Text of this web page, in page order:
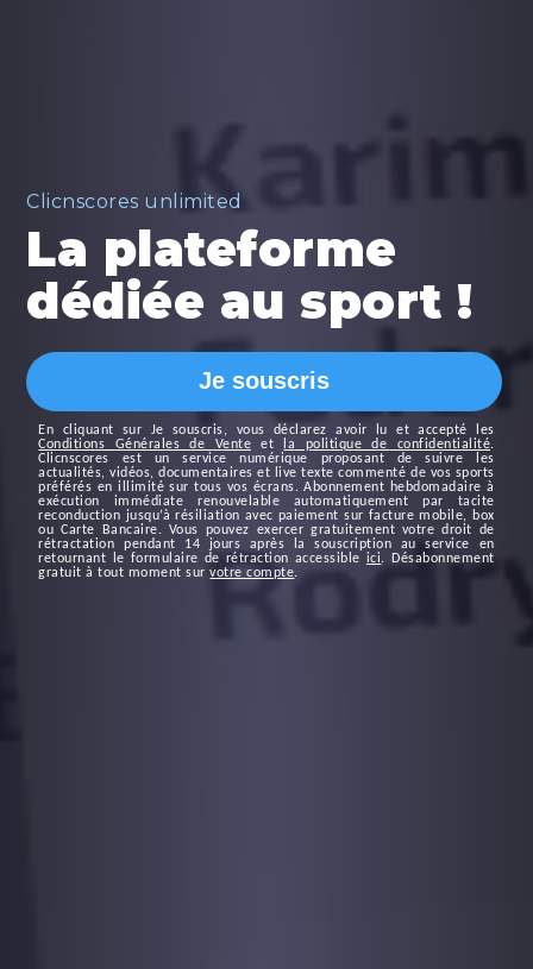
Clicnscores unlimited
La plateforme
dédiée au sport !
Je souscris
En cliquant sur Je souscris, vous déclarez avoir lu et accepté les
Conditions Générales de Vente et la politique de confidentialité.
Clicnscores est un service numérique proposant de suivre les
actualités, vidéos, documentaires et live texte commenté de vos sports
préférés en illimité sur tous vos écrans. Abonnement hebdomadaire à
exécution immédiate renouvelable automatiquement par tacite
reconduction jusqu’à résiliation avec paiement sur facture mobile, box
ou Carte Bancaire. Vous pouvez exercer gratuitement votre droit de
rétractation pendant 14 jours après la souscription au service en
retournant le formulaire de rétraction accessible ici. Désabonnement
gratuit à tout moment survotre compte.